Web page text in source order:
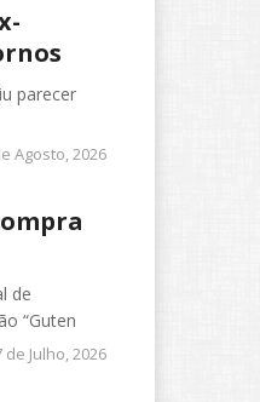
parecer
Agosto, 2026
de
“Guten
de Julho, 2026